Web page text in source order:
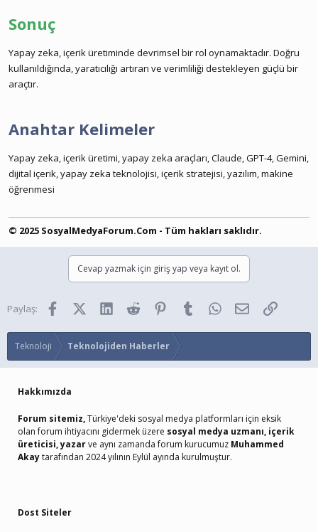
Sonuç
Yapay zeka, içerik üretiminde devrimsel bir rol oynamaktadır. Doğru
kullanıldığında, yaratıcılığı artıran ve verimliliği destekleyen güçlü bir
araçtır.
Anahtar Kelimeler
Yapay zeka, içerik üretimi, yapay zeka araçları, Claude, GPT-4, Gemini,
dijital içerik, yapay zeka teknolojisi, içerik stratejisi, yazılım, makine
öğrenmesi
© 2025 SosyalMedyaForum.Com - Tüm hakları saklıdır.
Cevap yazmak için giriş yap veya kayıt ol.
Paylaş: FacebookX (Twitter)LinkedIn Reddit PinterestTumblrWhatsApp
E-postaLink
Teknoloji Teknolojiden Haberler
Hakkımızda
Forum sitemiz,Türkiye'deki sosyal medya platformları için eksik
olan forum ihtiyacını gidermek üzere sosyal medya uzmanı, içerik
üreticisi, yazarve aynı zamanda forum kurucumuz Muhammed
Akaytarafından 2024 yılının Eylül ayında kurulmuştur.
Dost Siteler